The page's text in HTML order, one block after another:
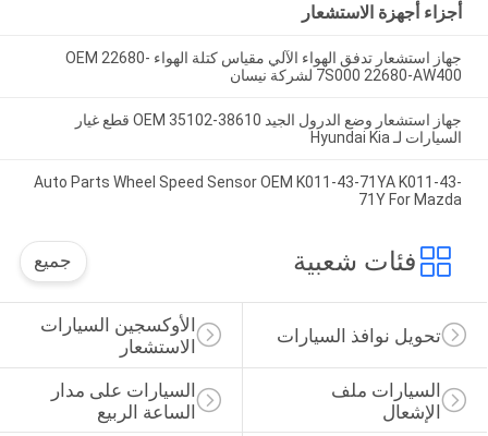
أجزاء أجهزة الاستشعار
جهاز استشعار تدفق الهواء الآلي مقياس كتلة الهواء OEM 22680-
7S000 22680-AW400 لشركة نيسان
جهاز استشعار وضع الدرول الجيد OEM 35102-38610 قطع غيار
السيارات لـ Hyundai Kia
Auto Parts Wheel Speed Sensor OEM K011-43-71YA K011-43-
71Y For Mazda
فئات شعبية جميع
الأوكسجين السيارات
الاستشعار
تحويل نوافذ السيارات
السيارات على مدار
الساعة الربيع
السيارات ملف
الإشعال